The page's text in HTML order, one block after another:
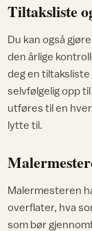
Tiltaksliste
Du kan også
den årlige
deg en
selvfølgelig opp
utføres til en
lytte til.
Malermesteren
overflater, hva
som bør